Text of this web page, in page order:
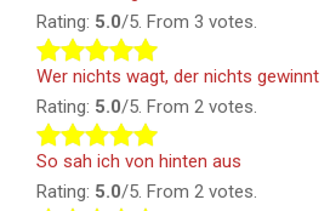
Rating: 5.0/5. From 3 votes.
Wer nichts wagt, der nichts gewinnt
Rating: 5.0/5. From 2 votes.
So sah ich von hinten aus
Rating: 5.0/5. From 2 votes.